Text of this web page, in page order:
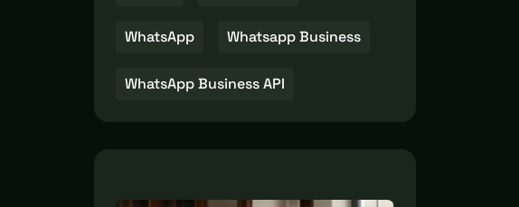
WhatsApp Whatsapp Business
WhatsApp Business API